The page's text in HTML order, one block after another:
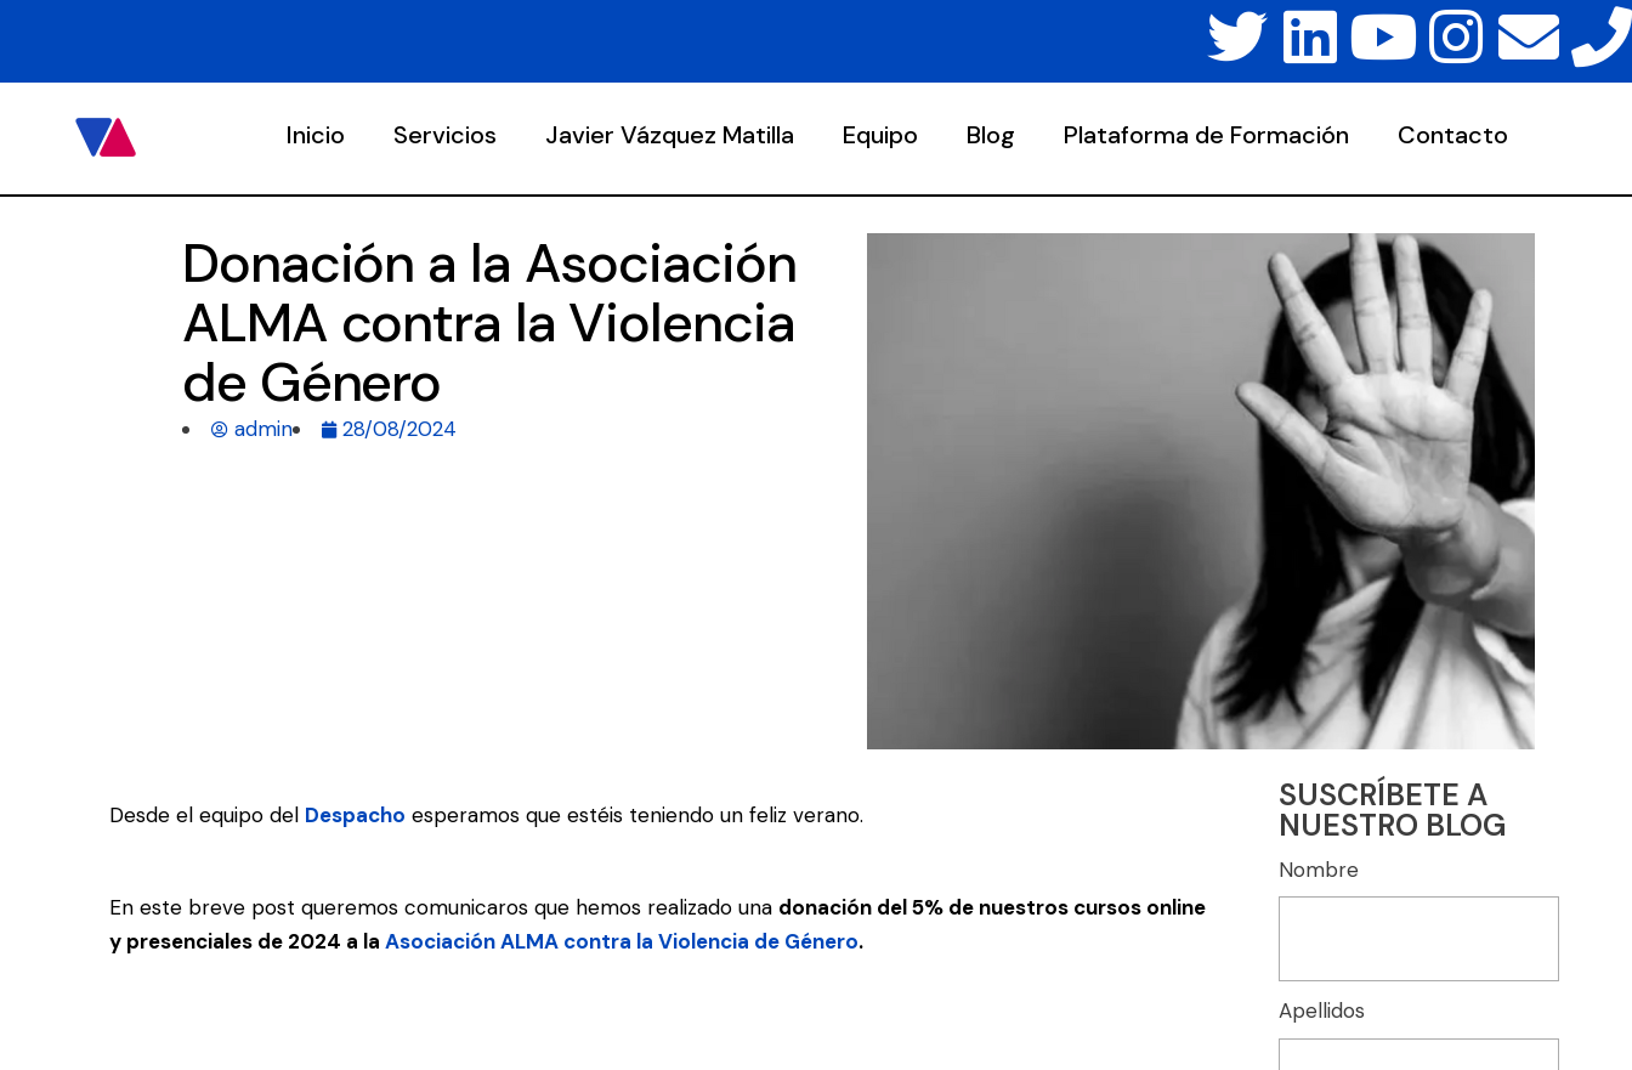
Inicio Servicios Javier Vázquez Matilla Equipo Blog Plataforma de Formación Contacto
Donación a la Asociación
ALMA contra la Violencia
de Género
admin 28/08/2024
Desde el equipo del Despacho esperamos que estéis teniendo un feliz verano.
En este breve post queremos comunicaros que hemos realizado una donación del 5% de nuestros cursos online
y presenciales de 2024 a la Asociación ALMA contra la Violencia de Género.
SUSCRÍBETE A
NUESTRO BLOG
Nombre
Apellidos